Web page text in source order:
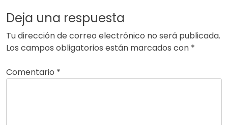
Deja una respuesta
Tu dirección de correo electrónico no será publicada.
Los campos obligatorios están marcados con *
Comentario *